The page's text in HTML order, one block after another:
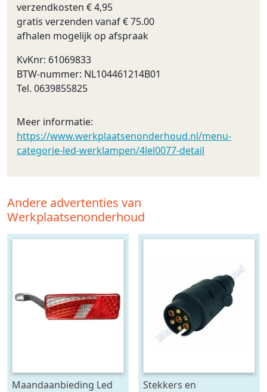
verzendkosten € 4,95
gratis verzenden vanaf € 75.00
afhalen mogelijk op afspraak
KvKnr: 61069833
BTW-nummer: NL104461214B01
Tel. 0639855825
Meer informatie:
https://www.werkplaatsenonderhoud.nl/menu-
categorie-led-werklampen/4lel0077-detail
Andere advertenties van
Werkplaatsenonderhoud
Maandaanbieding Led
Stekkers en